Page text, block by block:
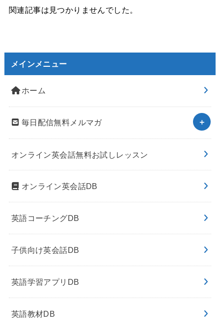
関連記事は見つかりませんでした。
メインメニュー
ホーム
毎日配信無料メルマガ
オンライン英会話無料お試しレッスン
オンライン英会話DB
英語コーチングDB
子供向け英会話DB
英語学習アプリDB
英語教材DB